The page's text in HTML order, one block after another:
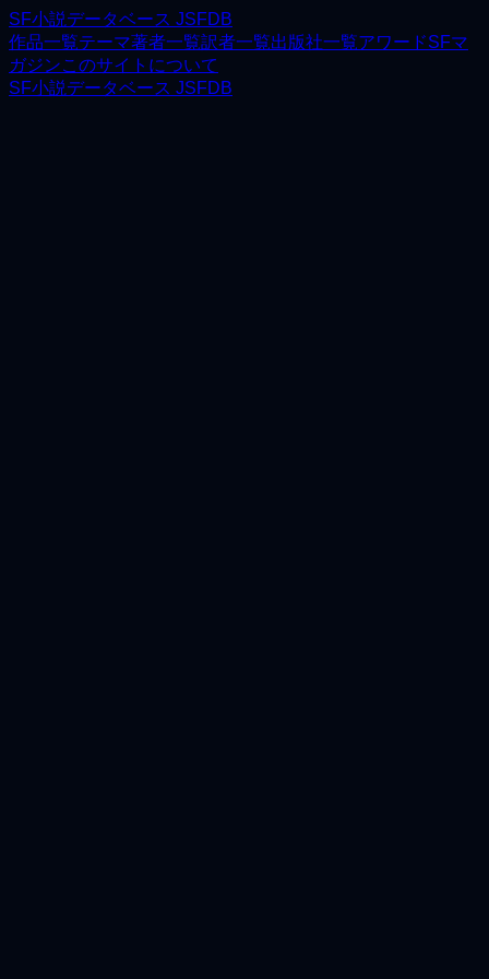
SF小説データベース JSFDB
作品一覧テーマ著者一覧訳者一覧出版社一覧アワードSFマ
ガジンこのサイトについて
SF小説データベース JSFDB